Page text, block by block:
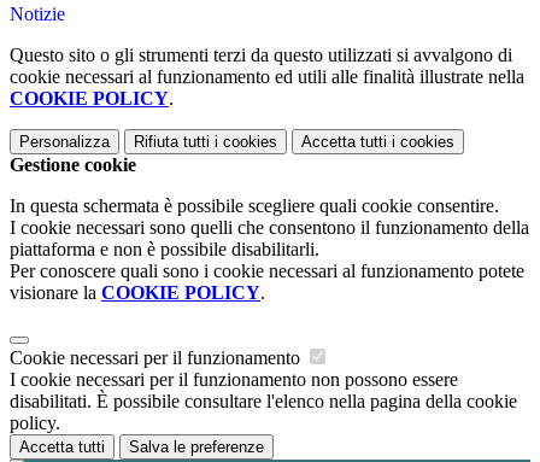
Notizie
Questo sito o gli strumenti terzi da questo utilizzati si avvalgono di
cookie necessari al funzionamento ed utili alle finalità illustrate nella
COOKIE POLICY.
Personalizza Rifiuta tutti i cookies Accetta tutti i cookies
Gestione cookie
In questa schermata è possibile scegliere quali cookie consentire.
I cookie necessari sono quelli che consentono il funzionamento della
piattaforma e non è possibile disabilitarli.
Per conoscere quali sono i cookie necessari al funzionamento potete
visionare la COOKIE POLICY.
Cookie necessari per il funzionamento
I cookie necessari per il funzionamento non possono essere
disabilitati. È possibile consultare l'elenco nella pagina della cookie
policy.
Accetta tutti Salva le preferenze